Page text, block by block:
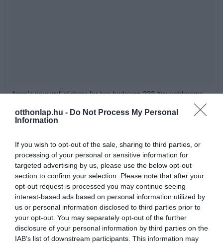
otthonlap.hu - Do Not Process My Personal
Information
If you wish to opt-out of the sale, sharing to third parties, or
processing of your personal or sensitive information for
targeted advertising by us, please use the below opt-out
section to confirm your selection. Please note that after your
opt-out request is processed you may continue seeing
interest-based ads based on personal information utilized by
us or personal information disclosed to third parties prior to
your opt-out. You may separately opt-out of the further
disclosure of your personal information by third parties on the
IAB’s list of downstream participants. This information may
Anna's new wall stickers for her bedroom ??? #sweetdreams
#sweetdreamslittleone #babysroom #babyart #wallstickers
#babygirl #babyspam